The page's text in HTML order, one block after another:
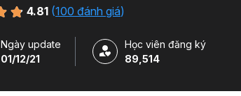
4.81 (100 đánh giá)
Ngày update
01/12/21
Học viên đăng ký
89,514